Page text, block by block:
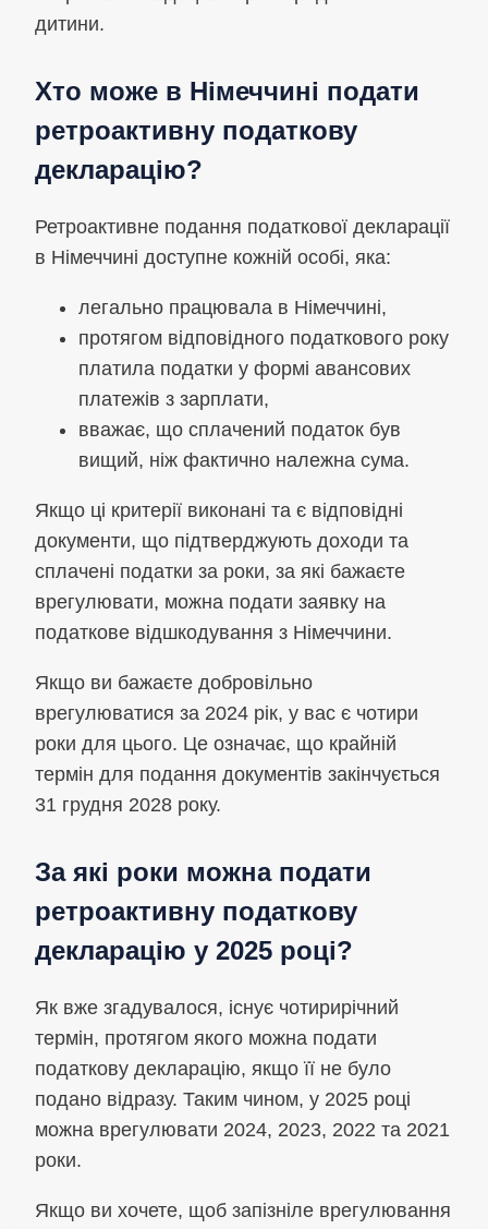
дитини.
Хто може в Німеччині подати
ретроактивну податкову
декларацію?
Ретроактивне подання податкової декларації
в Німеччині доступне кожній особі, яка:
легально працювала в Німеччині,
протягом відповідного податкового року
платила податки у формі авансових
платежів з зарплати,
вважає, що сплачений податок був
вищий, ніж фактично належна сума.
Якщо ці критерії виконані та є відповідні
документи, що підтверджують доходи та
сплачені податки за роки, за які бажаєте
врегулювати, можна подати заявку на
податкове відшкодування з Німеччини.
Якщо ви бажаєте добровільно
врегулюватися за 2024 рік, у вас є чотири
роки для цього. Це означає, що крайній
термін для подання документів закінчується
31 грудня 2028 року.
За які роки можна подати
ретроактивну податкову
декларацію у 2025 році?
Як вже згадувалося, існує чотирирічний
термін, протягом якого можна подати
податкову декларацію, якщо її не було
подано відразу. Таким чином, у 2025 році
можна врегулювати 2024, 2023, 2022 та 2021
роки.
Якщо ви хочете, щоб запізніле врегулювання